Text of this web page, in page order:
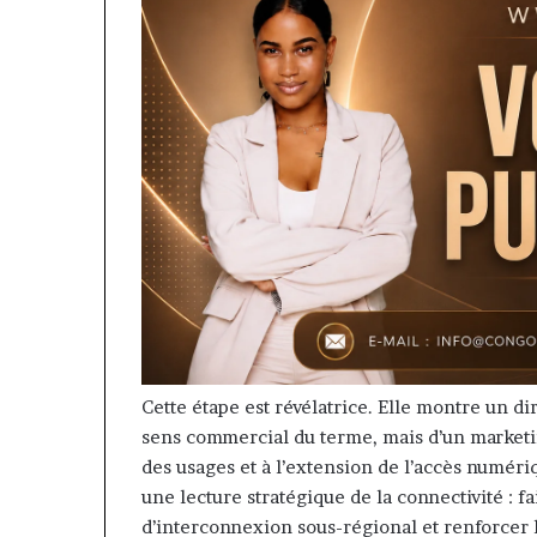
Cette étape est révélatrice. Elle montre un
sens commercial du terme, mais d’un
des usages et à l’extension de l’accès
une lecture stratégique de la connectivité :
d’interconnexion sous-régional et renforcer